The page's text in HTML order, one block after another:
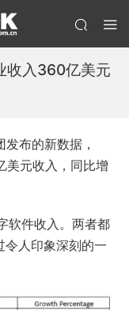
收入360亿美元
布的新数据，
美元收入，同比增
软件收入。两者都
令人印象深刻的一